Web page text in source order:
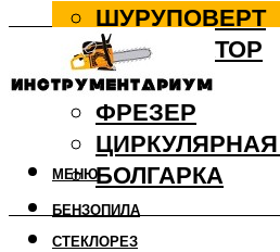
ШУРУПОВЕРТ
ПЕРФОРАТОР
ДРЕЛЬ
ФРЕЗЕР
БОЛГАРКА
БЕНЗОПИЛА
СТЕКЛОРЕЗ
МЕНЮ